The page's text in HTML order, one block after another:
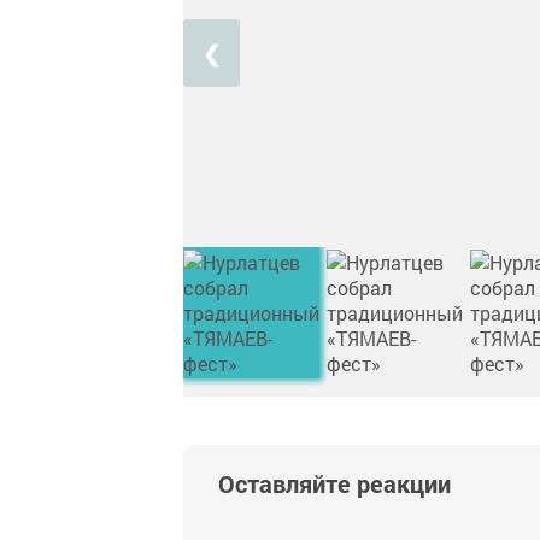
❮
Оставляйте реакции